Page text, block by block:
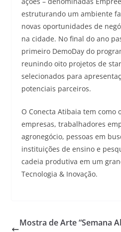
estruturando um ambiente
novas oportunidades de
na cidade. No final do ano
primeiro DemoDay do
reunindo oito projetos de
selecionados para
potenciais parceiros.
O Conecta Atibaia tem como
empresas, trabalhadores
agronegócio, pessoas em
instituições de ensino e
cadeia produtiva em um
Tecnologia & Inovação.
Mostra de Arte “Semana